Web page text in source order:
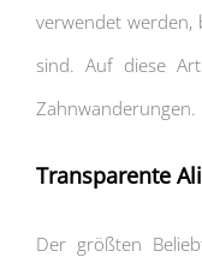
verwendet werden,
sind. Auf diese
Zahnwanderungen.
Transparente
Der größten